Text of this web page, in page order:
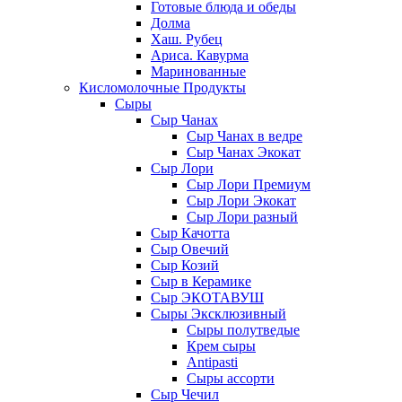
Готовые блюда и обеды
Долма
Хаш. Рубец
Ариса. Кавурма
Маринованные
Кисломолочные Продукты
Сыры
Сыр Чанах
Сыр Чанах в ведре
Сыр Чанах Экокат
Сыр Лори
Сыр Лори Премиум
Сыр Лори Экокат
Сыр Лори разный
Сыр Качотта
Сыр Овечий
Сыр Козий
Сыр в Керамике
Сыр ЭКОТАВУШ
Сыры Эксклюзивный
Сыры полутведые
Крем сыры
Antipasti
Сыры ассорти
Сыр Чечил